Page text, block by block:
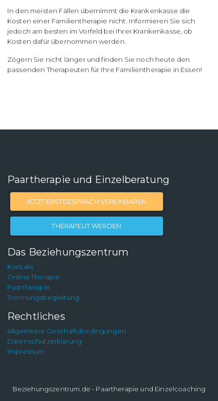
In den meisten Fällen übernimmt die Krankenkasse die
Kosten einer Familientherapie nicht. Informieren Sie sich
jedoch am besten im Vorfeld bei Ihrer Krankenkasse, ob
Kosten dafür übernommen werden.
Zögern Sie nicht länger und finden Sie noch heute den
passenden Therapeuten für Ihre Familientherapie in Essen!
Paartherapie und Einzelberatung
JETZT ERSTGESPRÄCH VEREINBAREN
THERAPEUT WERDEN
Das Beziehungszentrum
Kontakt
Online Therapie
Paartherapie
Trennungsbegleitung
Rechtliches
Allgemeine Geschäftsbedingungen
Datenschutzerklärung
Impressum
Beziehungszentrum.de - Paartherapie und Einzelcoaching